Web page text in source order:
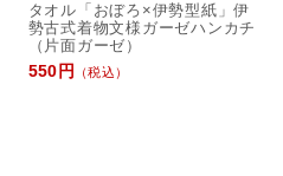
タオル「おぼろ×伊勢型紙」伊
勢古式着物文様ガーゼハンカチ
（片面ガーゼ）
550円
（税込）